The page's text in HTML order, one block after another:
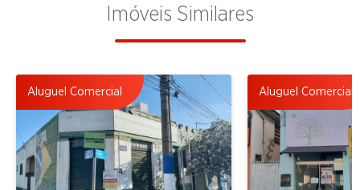
Imóveis Similares
Aluguel Comercial Aluguel Comercial